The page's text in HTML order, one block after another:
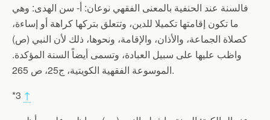
فالسنة عند الحنفية بالمعنى الفقهي نوعان: أ- سن الهدى: وهي
ما تكون إقامتها تكميلا للدين، وتتعلق بتركها كراهة أو إساءة،
كصلاة الجماعة، والأذان، والإقامة، ونحوها، ذلك لأن النبي (ص)
واظب عليها على سبيل العبادة، وتسمى أيضاً السنة المؤكدة.
الموسوعة الفقهية الكويتية، ج25، ص 265.
*3 ↑